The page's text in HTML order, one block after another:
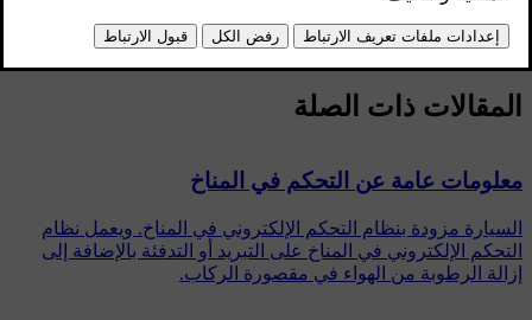
المقالات ذات الصلة
معلومات عامة عن التحكم في المناخ
السيارة مزودة بنظام التحكم الإلكتروني في المناخ. ويعمل نظام
التحكم الإلكتروني في المناخ على التبريد أو التدفئة بالإضافة إلى
إزالة الرطوبة من الهواء في مقصورة الركاب.